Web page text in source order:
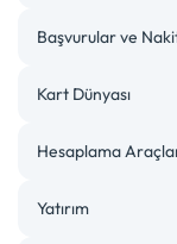
Başvurular ve
Kart Dünyası
Hesaplama
Yatırım